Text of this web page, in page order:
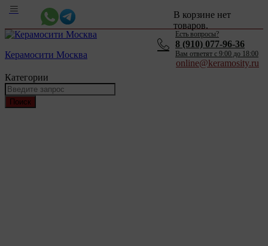
Керамосити Москва
В корзине нет
товаров.
Категории
Поиск
Есть вопросы?
8 (910) 077-96-36
Вам ответят c 9:00 до 18:00
online@keramosity.ru